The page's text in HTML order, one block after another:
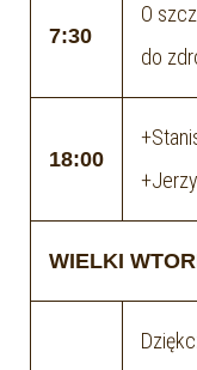
7:30
O
do
18:00
WIELKI